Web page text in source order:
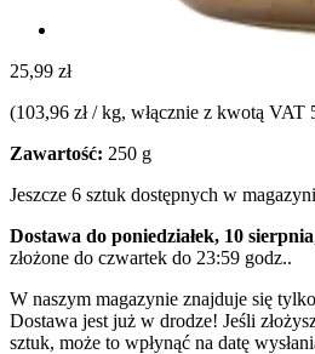
25,99 zł
(103,96 zł / kg, włącznie z kwotą VAT
Zawartość: 250 g
Jeszcze 6 sztuk dostępnych w
Dostawa do poniedziałek, 10 sierpnia
złożone do czwartek do 23:59 godz..
W naszym magazynie znajduje się
Dostawa jest już w drodze! Jeśli
sztuk, może to wpłynąć na datę